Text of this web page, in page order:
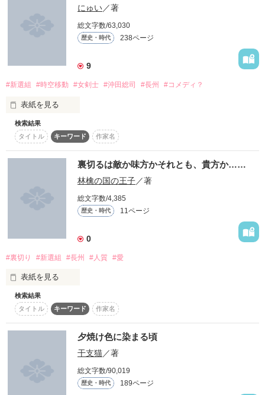
作品を読む
☆+゜。――――――――。゜+☆
作品を読む
動き出した歯車は止まることなく、走り出す。
私は、彼らを信じたかった。
和風創作ファンタジーの様な形でお送りします。創作ですの
舞台は幕末。
恋愛要素込みの甘ぬるい箇所もあるかと思います。
素人のため至らない点も多々あるとは思いますが、どうぞ最後
までお付き合い願います。
局長 近藤勇（こんどういさみ）
副長 土方歳三（ひじかたとしぞう）
二番組組長 永倉新八（ながくらしんぱち）
三番組組長 斎藤一（さいとうはじめ）
八番組組長 藤堂平助（とうどうへいすけ）
十番組組長 原田左之助（はらださのすけ）
✄--------------- ｷ ﾘ ﾄ ﾘ ---------------✄
平成少女と新選組との時を超えての恋が始まる…
歴史を超えての恋…
作品を読む
にゅい／著
総文字数/63,030
歴史・時代 238ページ
9
#新選組 #時空移動 #女剣士 #沖田総司 #長州 #コメディ？
表紙を見る
「将来の夢はヒーローです(*'ヮ'*)」
高校２年生、１７歳にしてそんなことを言っちゃうイタイヤ
ツ。
あたし、如月 ひかり。
「ひっさぁーつ！！ひかりんキーーック！！」
立派に飛び蹴りをかまし、ドヤ顔した先は、何故か幕末。
「殺されたくなかったら、大人しくしておいた方がいいです
ＫＹで、
「まぁね！」
お調子者で、
「君は俺たちの家族だ。」
「っ、うわぁ〜ん！」
涙もろい。
そんな、ひかりが巻き起こす、ドタバタライフ。
今、始まります！
※ほとんど作者の妄想です。
※物語中の微妙な矛盾(組長なのか隊長なのか…)は温かい目で
見ていただけると幸いです。。
検索結果
タイトル
キーワード 作家名
裏切るは敵か味方かそれとも、貴方か……
林檎の国の王子／著
総文字数/4,385
歴史・時代 11ページ
0
#裏切り #新選組 #長州 #人質 #愛
表紙を見る
私は、長州藩の間者。
長州藩主　桐島　尚人様の使い。
尚人様は私の恩人。極悪非道だけれど父、母を
失い、行く宛のなかった私と弟を助けてくださった。
難病にかかった弟の薬代を出してくれる代わりに私は、新選組
検索結果
タイトル
キーワード 作家名
夕焼け色に染まる頃
干支猫／著
総文字数/90,019
歴史・時代 189ページ